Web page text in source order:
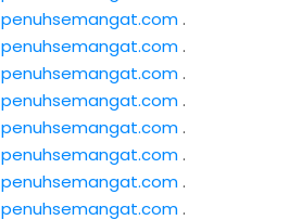
penuhsemangat.com.
penuhsemangat.com.
penuhsemangat.com.
penuhsemangat.com.
penuhsemangat.com.
penuhsemangat.com.
penuhsemangat.com.
penuhsemangat.com.